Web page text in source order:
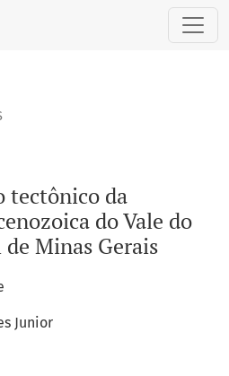
da dinâmica fluvial cenozoica
tectônico da
do Vale do
Minas Gerais
Junior